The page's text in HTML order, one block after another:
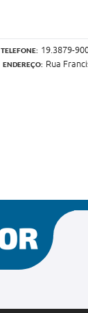
TELEFONE: 19.3879-
ENDEREÇO: Rua